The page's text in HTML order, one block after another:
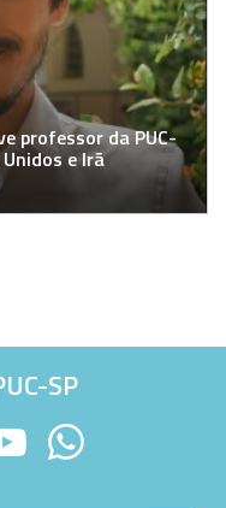
professor da PUC-
e Irã
SP